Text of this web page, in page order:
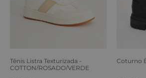
Tênis Listra Texturizada -
COTTON/ROSADO/VERDE
Coturno